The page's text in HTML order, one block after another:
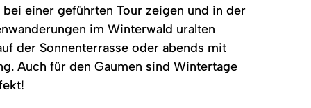
einer geführten Tour zeigen und in der
im Winterwald uralten
der Sonnenterrasse oder abends mit
Auch für den Gaumen sind Wintertage